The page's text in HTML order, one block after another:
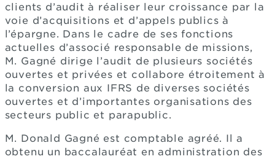
clients d’audit à réaliser leur croissance par la
voie d’acquisitions et d’appels publics à
l’épargne. Dans le cadre de ses fonctions
actuelles d’associé responsable de missions,
M. Gagné dirige l’audit de plusieurs sociétés
ouvertes et privées et collabore étroitement à
la conversion aux IFRS de diverses sociétés
ouvertes et d’importantes organisations des
secteurs public et parapublic.
M. Donald Gagné est comptable agréé. Il a
obtenu un baccalauréat en administration des